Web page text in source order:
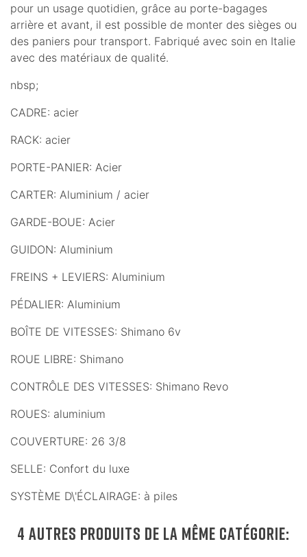
pour un usage quotidien, grâce au porte-bagages
arrière et avant, il est possible de monter des sièges ou
des paniers pour transport. Fabriqué avec soin en Italie
avec des matériaux de qualité.
nbsp;
CADRE: acier
RACK: acier
PORTE-PANIER: Acier
CARTER: Aluminium / acier
GARDE-BOUE: Acier
GUIDON: Aluminium
FREINS + LEVIERS: Aluminium
PÉDALIER: Aluminium
BOÎTE DE VITESSES: Shimano 6v
ROUE LIBRE: Shimano
CONTRÔLE DES VITESSES: Shimano Revo
ROUES: aluminium
COUVERTURE: 26 3/8
SELLE: Confort du luxe
SYSTÈME D\'ÉCLAIRAGE: à piles
4 AUTRES PRODUITS DE LA MÊME CATÉGORIE: